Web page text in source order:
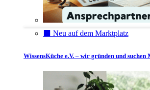
⬛️ Neu auf dem Marktplatz
WissensKüche e.V. – wir gründen und